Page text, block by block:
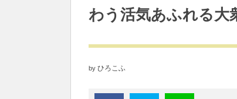
わう活気あふれる大
by ひろこふ